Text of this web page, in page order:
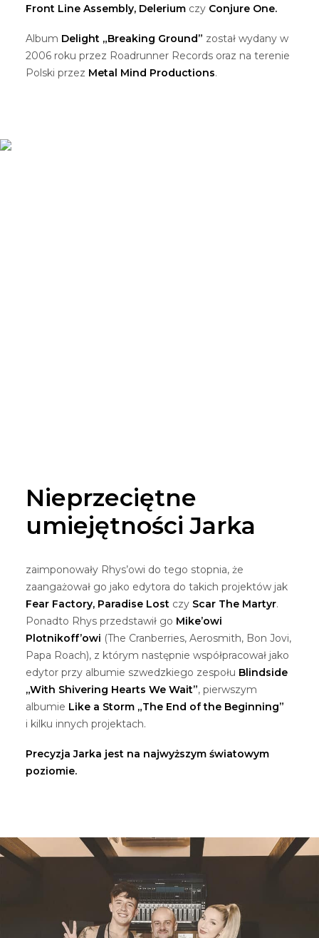
Front Line Assembly, Delerium czy Conjure One.
Album Delight „Breaking Ground” został wydany w
2006 roku przez Roadrunner Records oraz na terenie
Polski przez Metal Mind Productions.
Nieprzeciętne
umiejętności Jarka
zaimponowały Rhys’owi do tego stopnia, że
zaangażował go jako edytora do takich projektów jak
Fear Factory, Paradise Lost czy Scar The Martyr.
Ponadto Rhys przedstawił go Mike’owi
Plotnikoff’owi (The Cranberries, Aerosmith, Bon Jovi,
Papa Roach), z którym następnie współpracował jako
edytor przy albumie szwedzkiego zespołu Blindside
„With Shivering Hearts We Wait”, pierwszym
albumie Like a Storm „The End of the Beginning”
i kilku innych projektach.
Precyzja Jarka jest na najwyższym światowym
poziomie.